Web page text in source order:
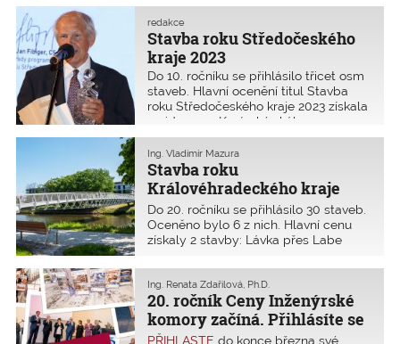
v Kulturním domě Dvorana v Lokti
u Karlových Varů. Pořadatelem
setkání byl Kulturní dům Dvorana
v Lokti, ČKAIT OK Karlovy Vary a ČSSI
OP Karlovy Vary.
Stavba roku Středočeského
kraje 2023
redakce
Do 10. ročníku se přihlásilo třicet osm
staveb. Hlavní ocenění titul Stavba
roku Středočeského kraje 2023 získala
rezidence u Kazínské skály
v Černošicích. Kromě toho byla
udělena Cena veřejnosti, Cena
hejtmanky a čtrnáct zvláštních
ocenění. Osobností stavebnictví byl
jmenován Václav Mach.
Stavba roku
Královéhradeckého kraje
2023
Ing. Vladimír Mazura
Do 20. ročníku se přihlásilo 30 staveb.
Oceněno bylo 6 z nich. Hlavní cenu
získaly 2 stavby: Lávka přes Labe
současného umění EPO1. To bylo
oceněno hlavní cenou soutěže Stavba
roku 2023.
20. ročník Ceny Inženýrské
komory začíná. Přihlásíte se
i vy?
Ing. Renata Zdařilová, Ph.D.
PŘIHLASTE do konce března své